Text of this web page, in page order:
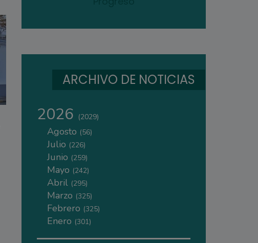
ARCHIVO DE NOTICIAS
2026 (2029)
Agosto (56)
Julio (226)
Junio (259)
Mayo (242)
Abril (295)
Marzo (325)
Febrero (325)
Enero (301)